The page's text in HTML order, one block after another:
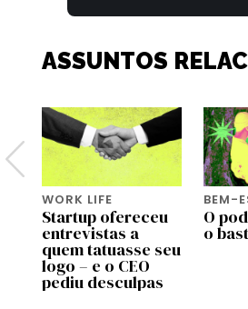
ASSUNTOS
WORK LIFE
Startup ofereceu
entrevistas a
quem tatuasse seu
logo – e o CEO
pediu desculpas
BEM-
O
o